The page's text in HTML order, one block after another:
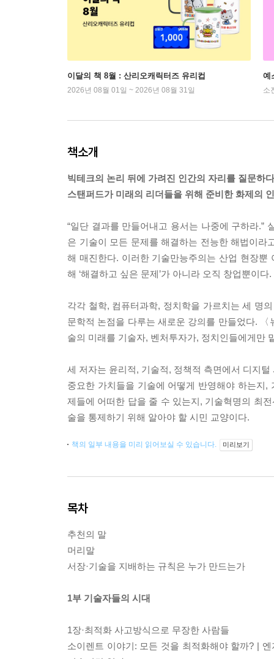
이달의 책 8월 : 산리오캐릭터즈 유리컵
2026년 08월 01일 ~ 2026년 08월 31일
예
소
책소개
빅테크의 논리 뒤에 가려진 인간의 자리를 질문하다
스탠퍼드가 미래의 리더들을 위해 준비한 화제의
“일단 결과를 만들어내고 용서는 나중에 구하라.”
은 기술이 모든 문제를 해결하는 전능한 해법이라
해 매진한다. 이러한 기술만능주의는 산업 현장
해 ‘해결하고 싶은 문제’가 아니라 오직 창업뿐이다.
각각 철학, 컴퓨터과학, 정치학을 가르치는 세 명
문학적 논점을 다루는 새로운 강의를 만들었다.
술의 미래를 기술자, 벤처투자가, 정치인들에게만
세 저자는 윤리적, 기술적, 정책적 측면에서 디지
중요한 가치들을 기술에 어떻게 반영해야 하는지
제들에 어떠한 답을 줄 수 있는지, 기술혁명의 최
술을 통제하기 위해 알아야 할 시민 교양이다.
책의 일부 내용을 미리 읽어보실 수 있습니다. 미리보기
목차
추천의 말
머리말
서장·기술을 지배하는 규칙은 누가 만드는가
1부 기술자들의 시대
1장·최적화 사고방식으로 무장한 사람들
소이렌트 이야기: 모든 것을 최적화해야 할까? |